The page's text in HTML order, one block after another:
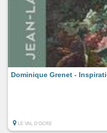
Dominique Grenet -
LE VAL D'OCRE